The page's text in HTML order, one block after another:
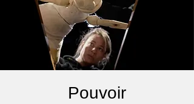
Pouvoir